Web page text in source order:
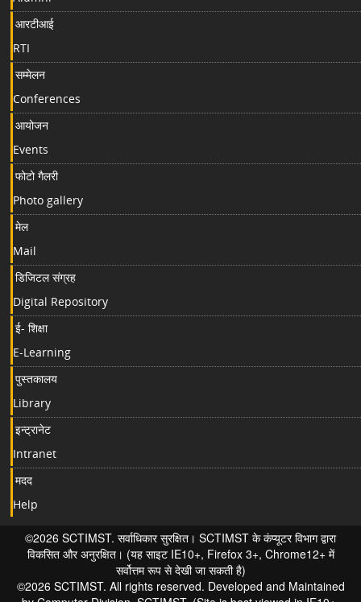
आरटीआई
RTI
सम्मेलन
Conferences
आयोजन
Events
फोटो गैलरी
Photo gallery
मेल
Mail
डिजिटल संग्रह
Digital Repository
ई- शिक्षा
E-Learning
पुस्तकालय
Library
इन्ट्रानेट
Intranet
मदद
Help
©2026 SCTIMST. सर्वाधिकार सुरक्षित। SCTIMST के कंप्यूटर विभाग द्वारा
विकसित और अनुरक्षित। (यह साइट IE10+, Firefox 3+, Chrome12+ में
सर्वोत्तम रूप से देखी जा सकती है)
©2026 SCTIMST. All rights reserved. Developed and Maintained